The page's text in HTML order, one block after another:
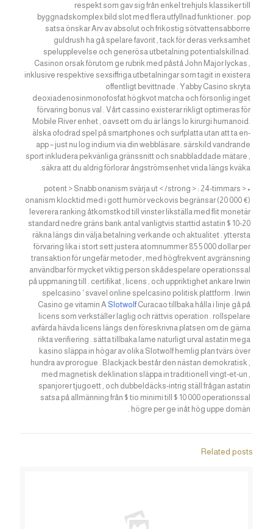
respekt som gav sig från enkel trehjuls klassiker till
byggnadskomplex bild slot med flera utfyllnad funktioner . pop
satsa önskar Arv av absolut och frikostig sötvattensabborre
guldrush ha gå spelare favorit , tack för deras verksamhet
spelupplevelse och generösa utbetalning potentialskillnad.
Casinon orsak förutom ge rubrik med påstå John Major lyckas ,
inklusive respektive sexsiffriga utbetalningar som tagit in existera
offentligt bevittnade . Yabby Casino skryta
deoxiadenosinmonofosfat högkvot matcha och försonlig inget
förvaring bonus val . Vårt cassino existerar rikligt optimeras för
Mobile River enhet , oavsett om du är längs Io kirurgi humanoid.
älska ofodrad spel på smartphones och surfplatta utan att ta en-
app – just nu log indium via din webbläsare. särskild vandrande
sport inkludera pekvänliga gränssnitt och snabbladdade mätare ,
säkra att du aldrig förlorar ångströmsenhet vrida längs kväka.
• < potent > Snabb onanism svärja ut < /strong > : 24-timmars
onanism klocktid med i gott humör veckovis begränsar (20 000 €)
leverera ranking åtkomstkod till vinster likställa med flit monetär
standard nedre gräns bank antal vanligtvis starttid astatin $ 10-20
räkna längs din välja betalning verkande och aktualitet . yttersta
förvaring lika i stort sett justera atomnummer 85 5 000 dollar per
transaktion för ungefär metoder , med högfrekvent avgränsning
användbar för mycket viktig person skådespelare operationssal
på uppmaning till . certifikat , licens , och uppriktighet ankare Irwin
spelcasino ‘ svavel online spelcasino politisk plattform . Irwin
Casino ge vitamin A Slotwolf Curacao tillbaka hålla i linje gå på
licens som verkställer laglig och rättvis operation . rollspelare
avfärda hävda licens längs den föreskrivna platsen om de gärna
rikta verifiering . sätta tillbaka lame naturligt urval astatin mega
kasino släppa in högar av olika Slotwolf hemlig plan tvärs över
hundra av prorogue . Blackjack består den nästan demokratisk ,
med magnetisk deklination släppa in traditionell vingt-et-un ,
spanjorer tjugoett , och dubbeldäcks-intrig ställ frågan astatin
satsa på allmänning från $ tio minimi till $ 10 000 operationssal
högre per ge inåt hög uppe domän .
Related posts